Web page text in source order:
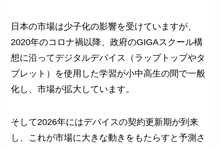
日本の市場は少子化の影響を受けていますが、
2020年のコロナ禍以降、政府のGIGAスクール構
想に沿ってデジタルデバイス（ラップトップやタ
ブレット）を使用した学習が小中高生の間で一般
化し、市場が拡大しています。
そして2026年にはデバイスの契約更新期が到来
し、これが市場に大きな動きをもたらすと予測さ